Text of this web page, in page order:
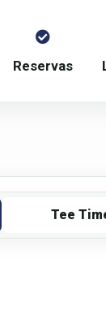
Reservas
Tee